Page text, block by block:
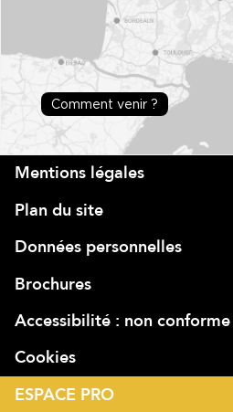
Comment venir ?
Mentions légales
Plan du site
Données personnelles
Brochures
Accessibilité : non conforme
Cookies
ESPACE PRO